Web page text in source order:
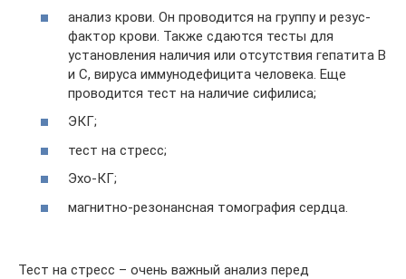
анализ крови. Он проводится на группу и резус-
фактор крови. Также сдаются тесты для
установления наличия или отсутствия гепатита В
и С, вируса иммунодефицита человека. Еще
проводится тест на наличие сифилиса;
ЭКГ;
тест на стресс;
Эхо-КГ;
магнитно-резонансная томография сердца.
Тест на стресс – очень важный анализ перед